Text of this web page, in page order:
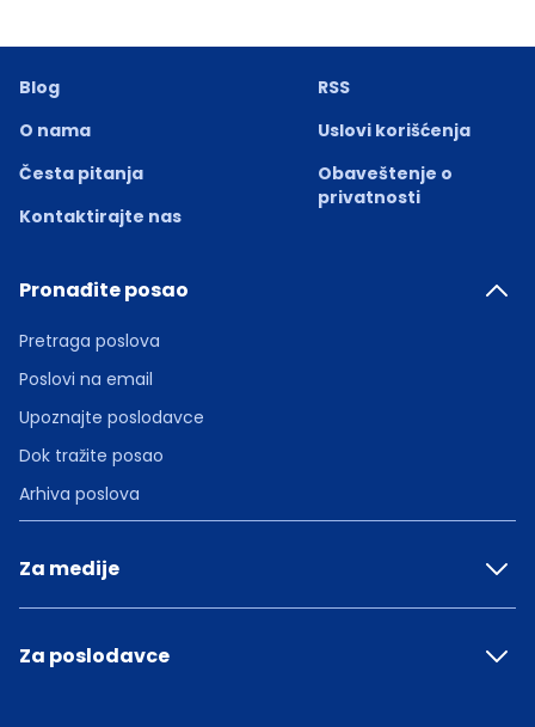
Blog
O nama
Česta pitanja
Kontaktirajte nas
RSS
Uslovi korišćenja
Obaveštenje o
privatnosti
Pronađite posao
Pretraga poslova
Poslovi na email
Upoznajte poslodavce
Dok tražite posao
Arhiva poslova
Za medije
Za poslodavce